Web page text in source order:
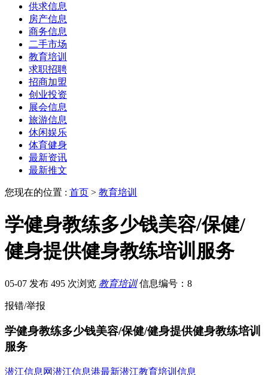
供求信息
房产信息
商务信息
二手市场
教育培训
求职招聘
招商加盟
创业投资
展会信息
旅游信息
休闲娱乐
体育健身
最新资讯
最新推文
您现在的位置 : 首页 > 教育培训
学健身教练多少钱美容/保健/
健身提供健身教练培训服务
05-07 发布 495 次浏览 教育培训 信息编号：8
报错/举报
学健身教练多少钱美容/保健/健身提供健身教练培训
服务
潜江信息网潜江信息港最新潜江教育培训信息